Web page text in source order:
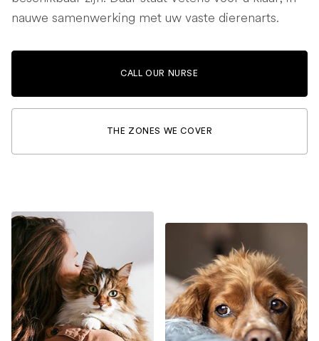
nauwe samenwerking met uw vaste dierenarts.
CALL OUR NURSE
THE ZONES WE COVER